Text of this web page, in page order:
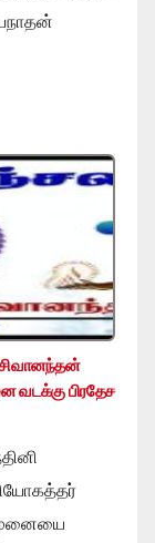
சிவானந்தன்
வடக்கு பிரதேச